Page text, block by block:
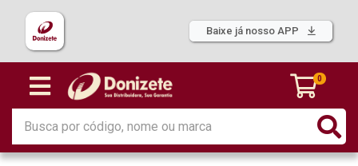
Baixe já nosso APP
0